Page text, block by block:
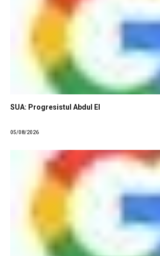
SUA: Progresistul Abdul El
05/08/2026